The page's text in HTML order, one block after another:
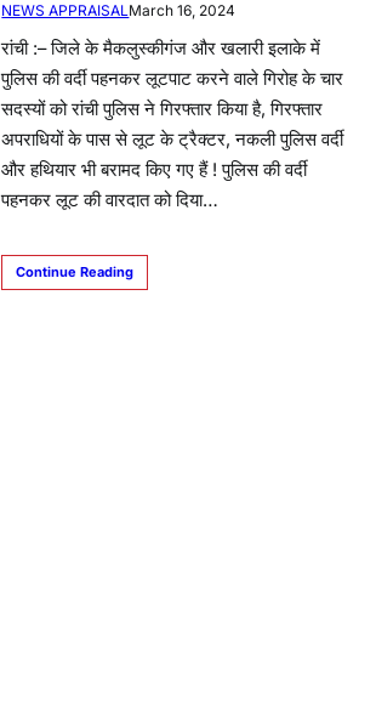
NEWS APPRAISALMarch 16, 2024
रांची :– जिले के मैकलुस्कीगंज और खलारी इलाके में
पुलिस की वर्दी पहनकर लूटपाट करने वाले गिरोह के चार
सदस्यों को रांची पुलिस ने गिरफ्तार किया है, गिरफ्तार
अपराधियों के पास से लूट के ट्रैक्टर, नकली पुलिस वर्दी
और हथियार भी बरामद किए गए हैं ! पुलिस की वर्दी
पहनकर लूट की वारदात को दिया…
Continue Reading